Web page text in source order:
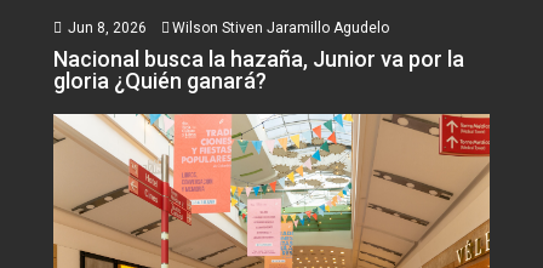
Jun 8, 2026 Wilson Stiven Jaramillo Agudelo
Nacional busca la hazaña, Junior va por la
gloria ¿Quién ganará?